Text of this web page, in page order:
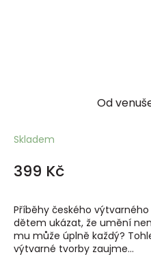
Od
Skladem
399 Kč
Příběhy českého
dětem ukázat, že umění
mu může úplně každý?
výtvarné tvorby zaujme...